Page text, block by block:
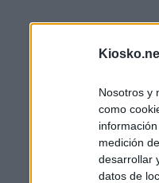
Nosotros y
como
medición
desarrollar
datos de